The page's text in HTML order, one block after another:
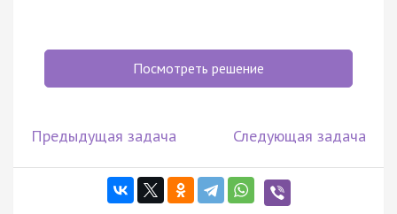
Посмотреть решение
Предыдущая задача Следующая задача